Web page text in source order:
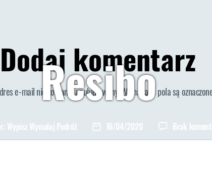
Resibo
Wypisz Wymaluj Podróż
Data
wpisu
16/04/2020 Brak
Dodaj komentarz
e-mail nie zostanie opublikowany. Wymagane pola są